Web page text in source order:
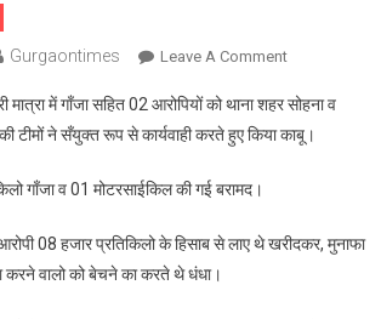
Gurgaontimes Leave A CommentOn
पर
सवार
गाँजा
मात्रा में गाँजा सहित 02 आरोपियों को थाना शहर सोहना व
टीमों ने सँयुक्त रूप से कार्यवाही करते हुए किया काबू।
गाँजा व 01 मोटरसाईकिल की गई बरामद।
08 हजार प्रतिकिलो के हिसाब से लाए थे खरीदकर, मुनाफा
करने वालो को बेचने का करते थे धंधा।